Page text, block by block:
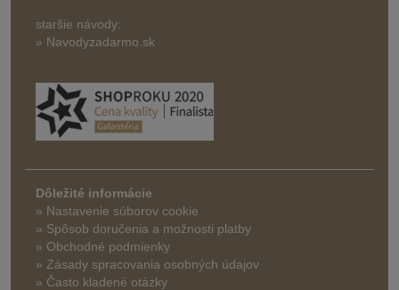
staršie návody:
» Navodyzadarmo.sk
Dôležité informácie
» Nastavenie súborov cookie
» Spôsob doručenia a možnosti platby
» Obchodné podmienky
» Zásady spracovania osobných údajov
» Často kladené otázky